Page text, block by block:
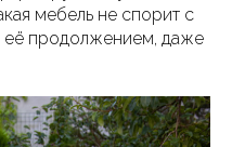
мебель не спорит с
её продолжением, даже